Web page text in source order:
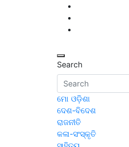
Search
ମୋ ଓଡ଼ିଶା
ଦେଶ-ବିଦେଶ
ରାଜନୀତି
କଳା-ସଂସ୍କୃତି